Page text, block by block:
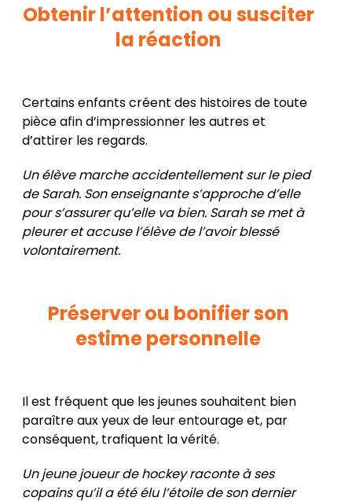
Obtenir l’attention ou susciter
la réaction
Certains enfants créent des histoires de toute
pièce afin d’impressionner les autres et
d’attirer les regards.
Un élève marche accidentellement sur le pied
de Sarah. Son enseignante s’approche d’elle
pour s’assurer qu’elle va bien. Sarah se met à
pleurer et accuse l’élève de l’avoir blessé
volontairement.
Préserver ou bonifier son
estime personnelle
Il est fréquent que les jeunes souhaitent bien
paraître aux yeux de leur entourage et, par
conséquent, trafiquent la vérité.
Un jeune joueur de hockey raconte à ses
copains qu’il a été élu l’étoile de son dernier